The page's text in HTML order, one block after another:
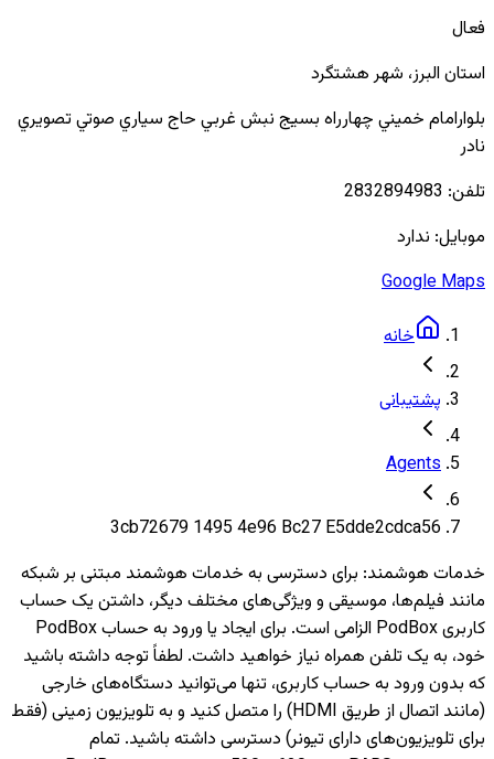
فعال
استان البرز، شهرهشتگرد
بلوارامام خميني چهارراه بسيج نبش غربي حاج سياري صوتي تصويري
نادر
تلفن: 2832894983
موبایل: ندارد
Google Maps
خانه
پشتیبانی
Agents
3cb72679 1495 4e96 Bc27 E5dde2cdca56
خدمات هوشمند: برای دسترسی به خدمات هوشمند مبتنی بر شبکه
مانند فیلم‌ها، موسیقی و ویژگی‌های مختلف دیگر، داشتن یک حساب
کاربری PodBox الزامی است. برای ایجاد یا ورود به حساب PodBox
خود، به یک تلفن همراه نیاز خواهید داشت. لطفاً توجه داشته باشید
که بدون ورود به حساب کاربری، تنها می‌توانید دستگاه‌های خارجی
(مانند اتصال از طریق HDMI) را متصل کنید و به تلویزیون‌ زمینی (فقط
برای تلویزیون‌های دارای تیونر) دسترسی داشته باشید. تمام